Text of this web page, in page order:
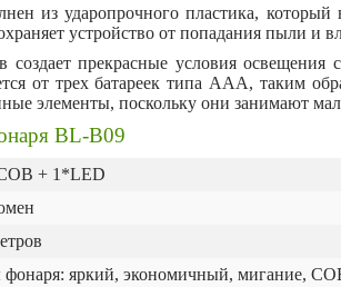
из ударопрочного пластика,
устройство от попадания пыли и
создает прекрасные условия
от трех батареек типа ААА, таким
элементы, поскольку они занимают
BL-B09
+ 1*LED
яркий, экономичный, мигание,